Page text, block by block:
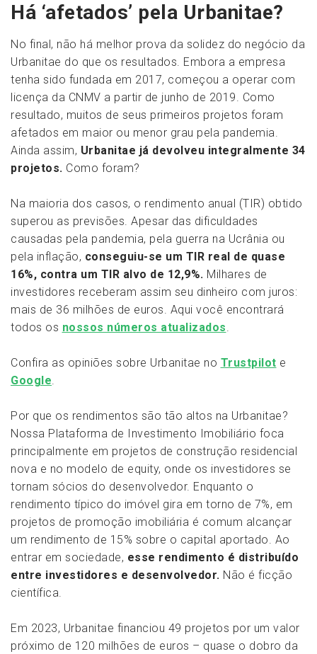
Há ‘afetados’ pela Urbanitae?
No final, não há melhor prova da solidez do negócio da
Urbanitae do que os resultados. Embora a empresa
tenha sido fundada em 2017, começou a operar com
licença da CNMV a partir de junho de 2019. Como
resultado, muitos de seus primeiros projetos foram
afetados em maior ou menor grau pela pandemia.
Ainda assim, Urbanitae já devolveu integralmente 34
projetos. Como foram?
Na maioria dos casos, o rendimento anual (TIR) obtido
superou as previsões. Apesar das dificuldades
causadas pela pandemia, pela guerra na Ucrânia ou
pela inflação, conseguiu-se um TIR real de quase
16%, contra um TIR alvo de 12,9%. Milhares de
investidores receberam assim seu dinheiro com juros:
mais de 36 milhões de euros. Aqui você encontrará
todos os nossos números atualizados.
Confira as opiniões sobre Urbanitae no Trustpilot e
Google.
Por que os rendimentos são tão altos na Urbanitae?
Nossa Plataforma de Investimento Imobiliário foca
principalmente em projetos de construção residencial
nova e no modelo de equity, onde os investidores se
tornam sócios do desenvolvedor. Enquanto o
rendimento típico do imóvel gira em torno de 7%, em
projetos de promoção imobiliária é comum alcançar
um rendimento de 15% sobre o capital aportado. Ao
entrar em sociedade, esse rendimento é distribuído
entre investidores e desenvolvedor. Não é ficção
científica.
Em 2023, Urbanitae financiou 49 projetos por um valor
próximo de 120 milhões de euros – quase o dobro da